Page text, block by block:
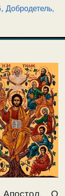
,Добродетель,
Апостол. О